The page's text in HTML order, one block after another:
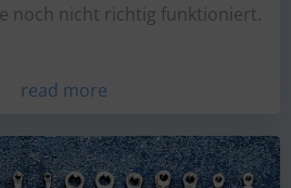
noch nicht richtig funktioniert.
read more